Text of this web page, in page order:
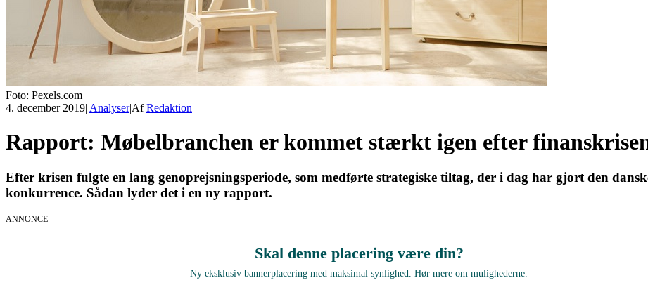
Foto: Pexels.com
4. december 2019| Analyser|AfRedaktion
Rapport: Møbelbranchen er kommet stærkt igen efter
Efter krisen fulgte en lang genoprejsningsperiode, som medførte strategiske tiltag, der i dag har gjort den
konkurrence. Sådan lyder det i en ny rapport.
ANNONCE
Skal denne placering være din?
Ny eksklusiv bannerplacering med maksimal synlighed. Hør mere om mulighederne.